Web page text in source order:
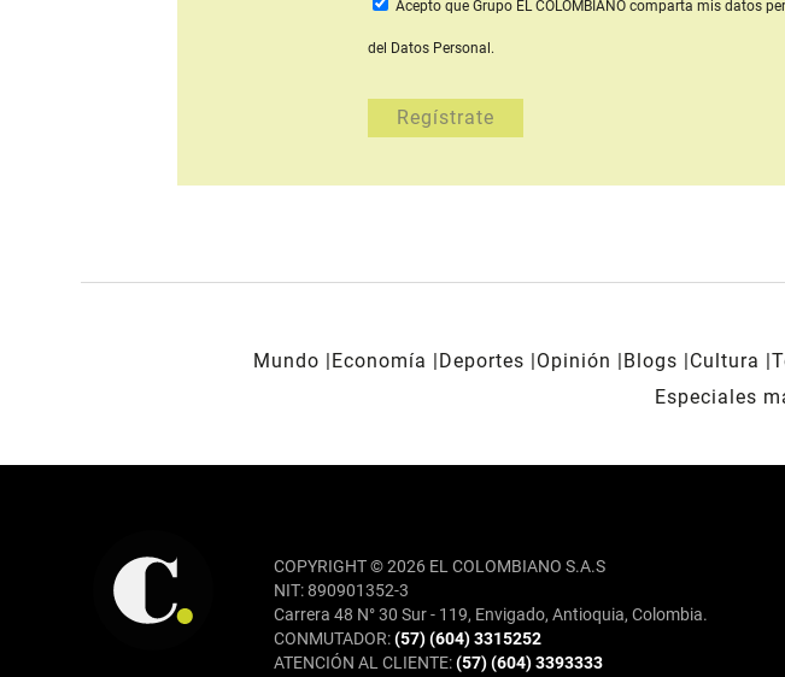
Acepto que Grupo EL COLOMBIANO comparta mis datos
del Datos Personal.
Mundo Economía Deportes Opinión Blogs Cultura
Especiales
COPYRIGHT © 2026 EL COLOMBIANO S.A.S
NIT: 890901352-3
Carrera 48 N° 30 Sur - 119, Envigado, Antioquia, Colombia.
CONMUTADOR:(57) (604) 3315252
ATENCIÓN AL CLIENTE:(57) (604) 3393333